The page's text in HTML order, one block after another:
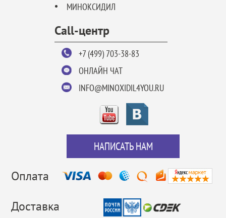
МИНОКСИДИЛ
Call-центр
+7 (499) 703-38-83
ОНЛАЙН ЧАТ
INFO@MINOXIDIL4YOU.RU
НАПИСАТЬ НАМ
Оплата
Доставка